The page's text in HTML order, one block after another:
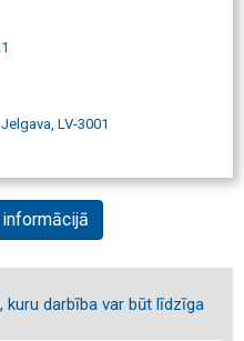
LV-3001
kuru darbība var būt līdzīga